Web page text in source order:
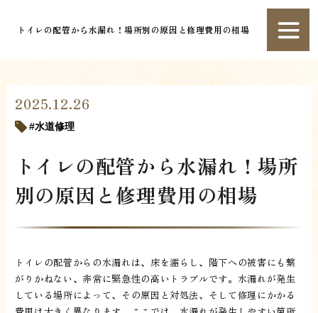
トイレの配管から水漏れ！場所別の原因と修理費用の相場
2025.12.26
水道修理
トイレの配管から水漏れ！場所
別の原因と修理費用の相場
トイレの配管からの水漏れは、床を濡らし、階下への被害にも繋
がりかねない、非常に緊急性の高いトラブルです。水漏れが発生
している場所によって、その原因と対処法、そして修理にかかる